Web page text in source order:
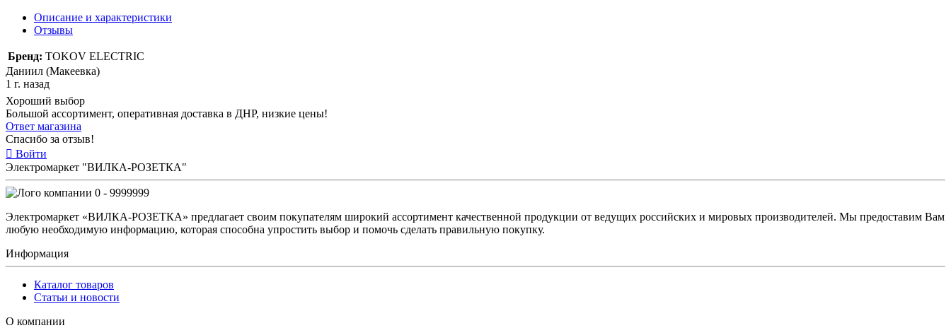
Описание и характеристики
Отзывы
Бренд: TOKOV ELECTRIC
Даниил (Макеевка)
1 г. назад
Хороший выбор
Большой ассортимент, оперативная доставка в ДНР, низкие цены!
Ответ магазина
Спасибо за отзыв!
Войти
Электромаркет "ВИЛКА-РОЗЕТКА"
0 - 9999999
Электромаркет «ВИЛКА-РОЗЕТКА» предлагает своим покупателям широкий ассортимент качественной продукции от ведущих российских и мировых производителей. Мы предоставим Вам
любую необходимую информацию, которая способна упростить выбор и помочь сделать правильную покупку.
Информация
Каталог товаров
Статьи и новости
О компании